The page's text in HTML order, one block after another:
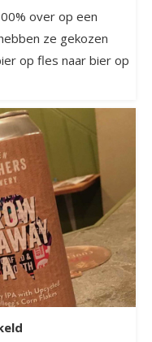
over op een
ze gekozen
op fles naar bier op